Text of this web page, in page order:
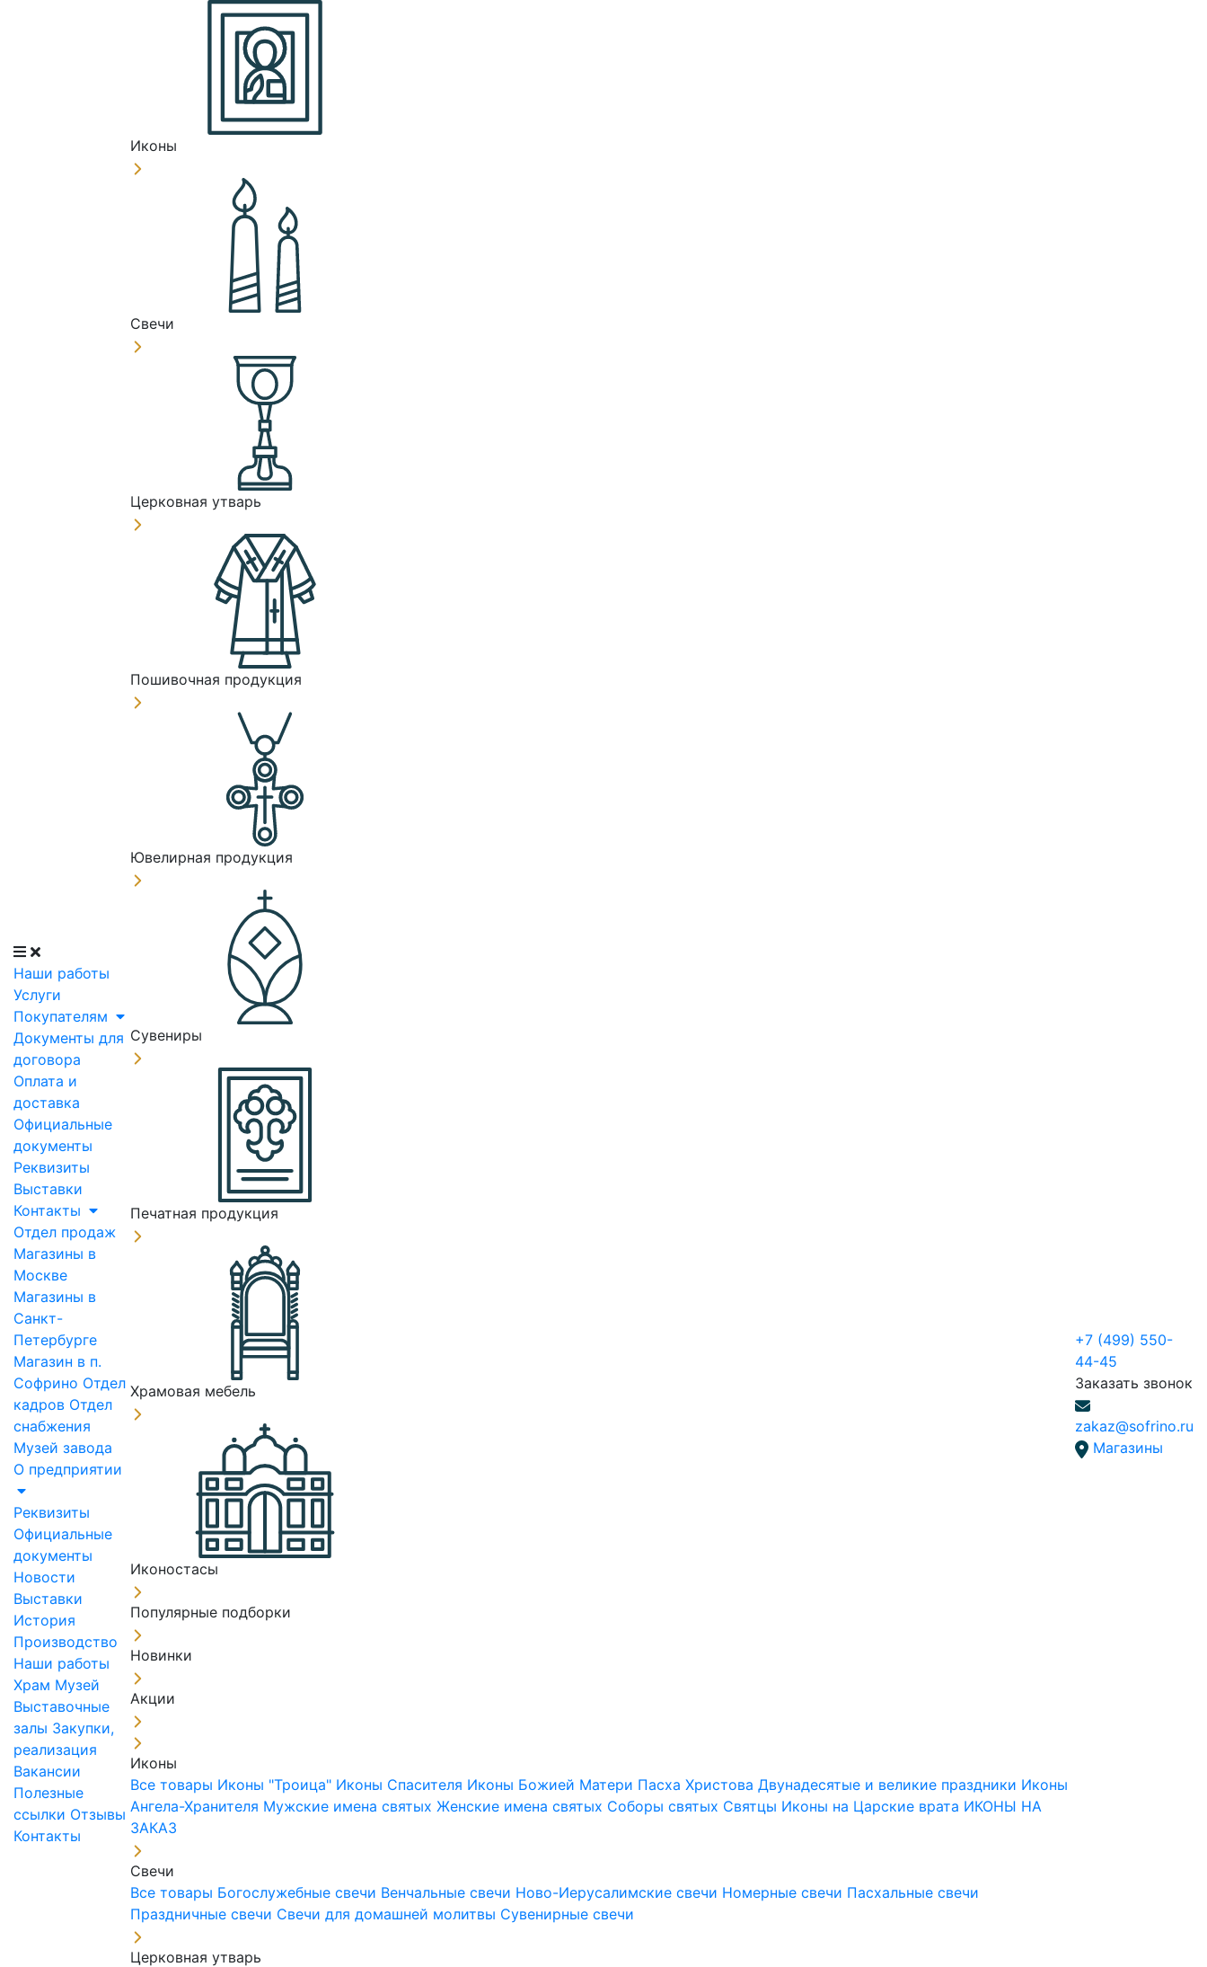
Наши работы
Услуги
Покупателям
Документы для
договора
Оплата и
доставка
Официальные
документы
Реквизиты
Выставки
Контакты
Отдел продаж
Магазины в
Москве
Магазины в
Санкт-
Петербурге
Магазин в п.
Софрино Отдел
кадров Отдел
снабжения
Музей завода
О предприятии
Реквизиты
Официальные
документы
Новости
Выставки
История
Производство
Наши работы
Храм Музей
Выставочные
залы Закупки,
реализация
Вакансии
Полезные
ссылки Отзывы
Контакты
Иконы
Свечи
Церковная утварь
Пошивочная продукция
Ювелирная продукция
Сувениры
Печатная продукция
Храмовая мебель
Иконостасы
Популярные подборки
Новинки
Акции
Иконы
Все товары Иконы "Троица" Иконы Спасителя Иконы Божией Матери Пасха ХристоваДвунадесятые и великие праздники Иконы
Ангела-Хранителя Мужские имена святыхЖенские имена святых Соборы святых Святцы Иконы на Царские врата ИКОНЫ НА
ЗАКАЗ
Свечи
Все товары Богослужебные свечи Венчальные свечи Ново-Иерусалимские свечи Номерные свечи Пасхальные свечи
Праздничные свечи Свечи для домашней молитвы Сувенирные свечи
Церковная утварь
+7 (499) 550-
44-45
Заказать звонок
zakaz@sofrino.ru
Магазины